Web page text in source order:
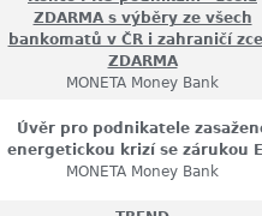
ZDARMA s výběry ze všech
bankomatů v ČR i zahraničí
ZDARMA
MONETA Money Bank
Úvěr pro podnikatele
energetickou krizí se zárukou
MONETA Money Bank